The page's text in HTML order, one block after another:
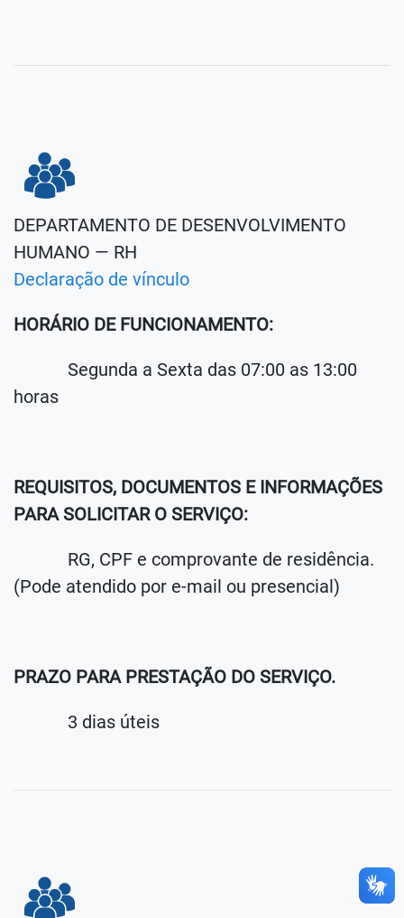
DEPARTAMENTO DE DESENVOLVIMENTO
HUMANO — RH
Declaração de vínculo
HORÁRIO DE FUNCIONAMENTO:
Segunda a Sexta das 07:00 as 13:00
horas
REQUISITOS, DOCUMENTOS E INFORMAÇÕES
PARA SOLICITAR O SERVIÇO:
RG, CPF e comprovante de residência.
(Pode atendido por e-mail ou presencial)
PRAZO PARA PRESTAÇÃO DO SERVIÇO.
3 dias úteis